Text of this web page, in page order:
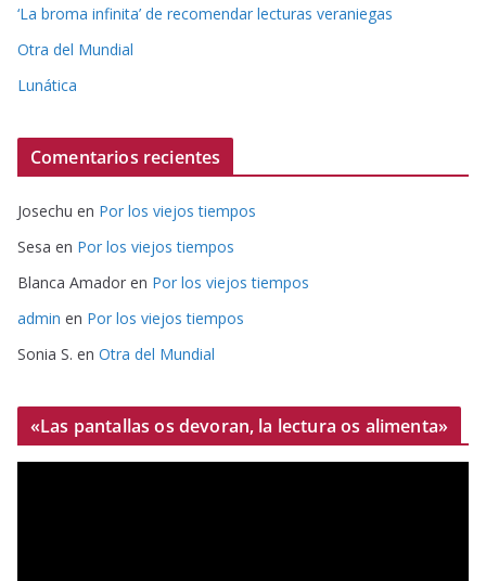
‘La broma infinita’ de recomendar lecturas veraniegas
Otra del Mundial
Lunática
Comentarios recientes
Josechu en Por los viejos tiempos
Sesa en Por los viejos tiempos
Blanca Amador en Por los viejos tiempos
admin en Por los viejos tiempos
Sonia S. en Otra del Mundial
«Las pantallas os devoran, la lectura os alimenta»